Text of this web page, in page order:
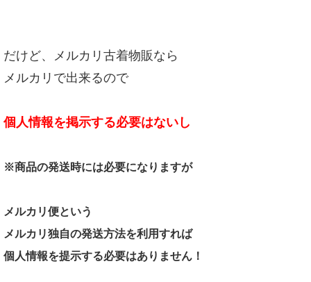
だけど、メルカリ古着物販なら
メルカリで出来るので
個人情報を掲示する必要はないし
※商品の発送時には必要になりますが
メルカリ便という
メルカリ独自の発送方法を利用すれば
個人情報を提示する必要はありません！